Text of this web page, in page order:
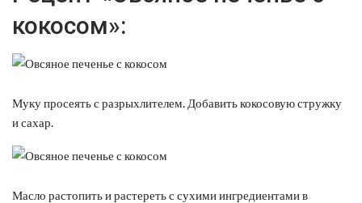
кокосом»:
Муку просеять с разрыхлителем. Добавить кокосовую стружку
и сахар.
Масло растопить и растереть с сухими ингредиентами в